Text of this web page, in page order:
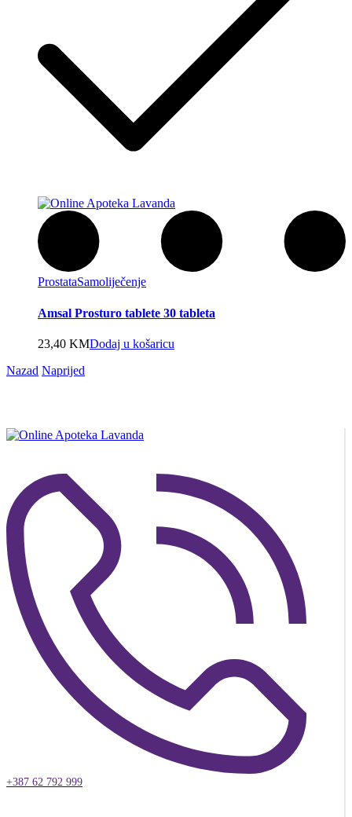
ProstataSamoliječenje
Amsal Prosturo tablete 30 tableta
23,40 KMDodaj u košaricu
Nazad Naprijed
+387 62 792 999